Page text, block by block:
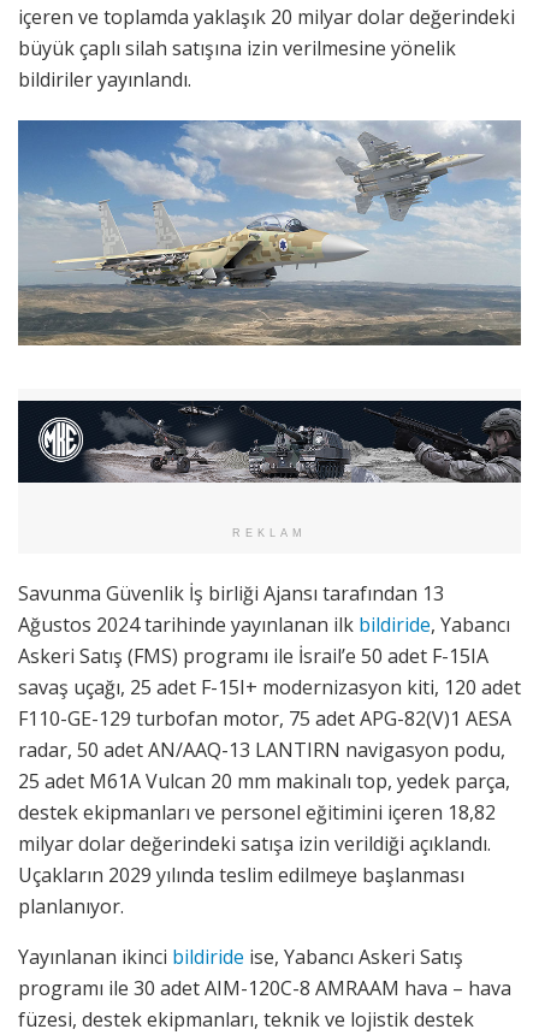
içeren ve toplamda yaklaşık 20 milyar dolar değerindeki
büyük çaplı silah satışına izin verilmesine yönelik
bildiriler yayınlandı.
REKLAM
Savunma Güvenlik İş birliği Ajansı tarafından 13
Ağustos 2024 tarihinde yayınlanan ilk bildiride, Yabancı
Askeri Satış (FMS) programı ile İsrail’e 50 adet F-15IA
savaş uçağı, 25 adet F-15I+ modernizasyon kiti, 120 adet
F110-GE-129 turbofan motor, 75 adet APG-82(V)1 AESA
radar, 50 adet AN/AAQ-13 LANTIRN navigasyon podu,
25 adet M61A Vulcan 20 mm makinalı top, yedek parça,
destek ekipmanları ve personel eğitimini içeren 18,82
milyar dolar değerindeki satışa izin verildiği açıklandı.
Uçakların 2029 yılında teslim edilmeye başlanması
planlanıyor.
Yayınlanan ikinci bildiride ise, Yabancı Askeri Satış
programı ile 30 adet AIM-120C-8 AMRAAM hava – hava
füzesi, destek ekipmanları, teknik ve lojistik destek